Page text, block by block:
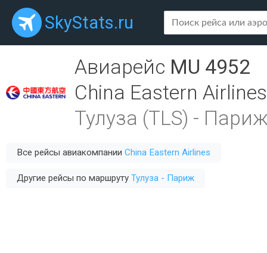
SkyStats.ru
Авиарейс MU 4952
China Eastern Airlines
Тулуза (TLS) - Париж
Все рейсы авиакомпании China Eastern Airlines
Другие рейсы по маршруту Тулуза - Париж